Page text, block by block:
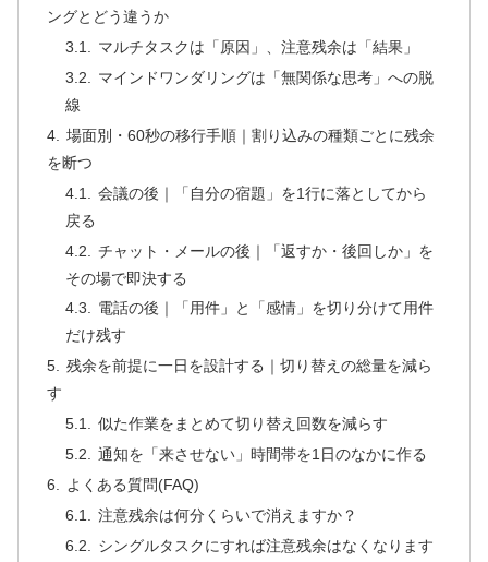
ングとどう違うか
マルチタスクは「原因」、注意残余は「結果」
マインドワンダリングは「無関係な思考」への脱
線
場面別・60秒の移行手順｜割り込みの種類ごとに残余
を断つ
会議の後｜「自分の宿題」を1行に落としてから
戻る
チャット・メールの後｜「返すか・後回しか」を
その場で即決する
電話の後｜「用件」と「感情」を切り分けて用件
だけ残す
残余を前提に一日を設計する｜切り替えの総量を減ら
す
似た作業をまとめて切り替え回数を減らす
通知を「来させない」時間帯を1日のなかに作る
よくある質問(FAQ)
注意残余は何分くらいで消えますか？
シングルタスクにすれば注意残余はなくなります